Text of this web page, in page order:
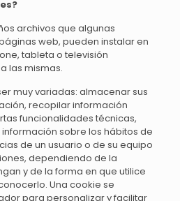
archivos que algunas
web, pueden instalar en
tableta o televisión
las mismas.
muy variadas: almacenar sus
recopilar información
funcionalidades técnicas,
sobre los hábitos de
de un usuario o de su equipo
dependiendo de la
y de la forma en que utilice
Una cookie se
para personalizar y facilitar